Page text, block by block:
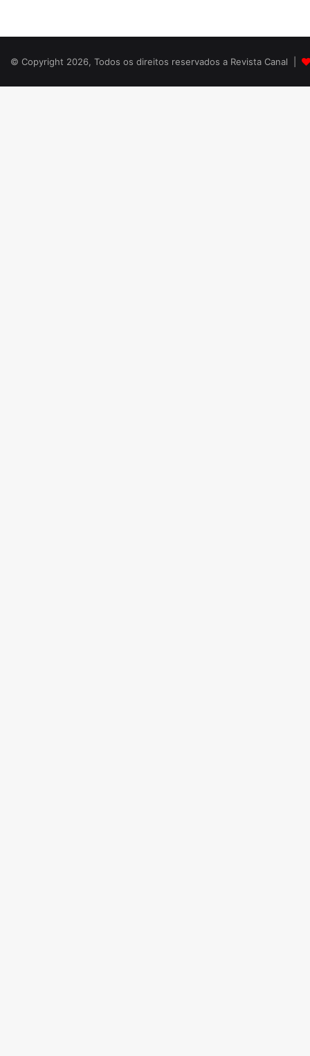
© Copyright 2026, Todos os direitos reservados a Revista Canal |